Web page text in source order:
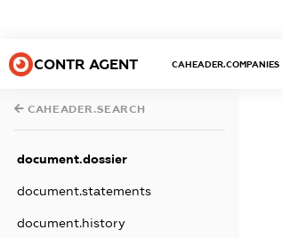
CONTR AGENT CAHEADER.COMPANIES
CAHEADER.SEARCH
document.dossier
document.statements
document.history